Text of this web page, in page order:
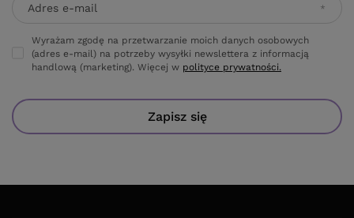
Adres e-mail
Wyrażam zgodę na przetwarzanie moich danych osobowych
(adres e-mail) na potrzeby wysyłki newslettera z informacją
handlową (marketing). Więcej w polityce prywatności.
Zapisz się